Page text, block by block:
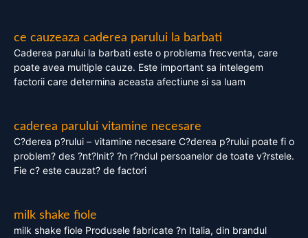
ce cauzeaza caderea parului la barbati
Caderea parului la barbati este o problema frecventa, care
poate avea multiple cauze. Este important sa intelegem
factorii care determina aceasta afectiune si sa luam
caderea parului vitamine necesare
C?derea p?rului – vitamine necesare C?derea p?rului poate fi o
problem? des ?nt?lnit? ?n r?ndul persoanelor de toate v?rstele.
Fie c? este cauzat? de factori
milk shake fiole
milk shake fiole Produsele fabricate ?n Italia, din brandul